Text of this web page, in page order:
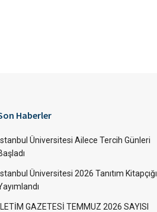
Haberler
Üniversitesi Ailece Tercih Günleri
Üniversitesi 2026 Tanıtım Kitapçığı
GAZETESİ TEMMUZ 2026 SAYISI